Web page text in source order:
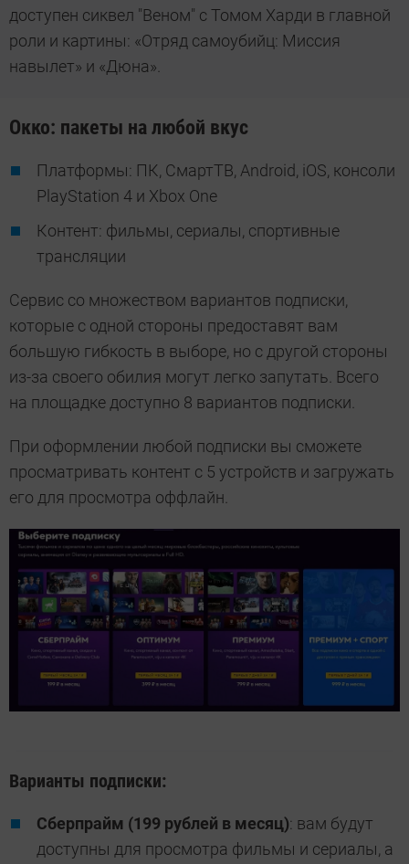
доступен сиквел "Веном" с Томом Харди в главной
роли и картины: «Отряд самоубийц: Миссия
навылет» и «Дюна».
Окко: пакеты на любой вкус
Платформы: ПК, СмартТВ, Android, iOS, консоли
PlayStation 4 и Xbox One
Контент: фильмы, сериалы, спортивные
трансляции
Сервис со множеством вариантов подписки,
которые с одной стороны предоставят вам
большую гибкость в выборе, но с другой стороны
из-за своего обилия могут легко запутать. Всего
на площадке доступно 8 вариантов подписки.
При оформлении любой подписки вы сможете
просматривать контент с 5 устройств и загружать
его для просмотра оффлайн.
Варианты подписки:
Сберпрайм (199 рублей в месяц): вам будут
доступны для просмотра фильмы и сериалы, а